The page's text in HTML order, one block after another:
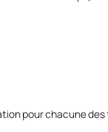
pour chacune